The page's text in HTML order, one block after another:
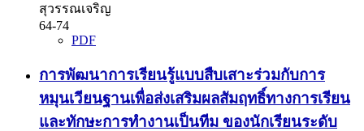
สุวรรณเจริญ
64-74
PDF
การพัฒนาการเรียนรู้แบบสืบเสาะร่วมกับการ
หมุนเวียนฐานเพื่อส่งเสริมผลสัมฤทธิ์ทางการเรียน
และทักษะการทำงานเป็นทีม ของนักเรียนระดับ